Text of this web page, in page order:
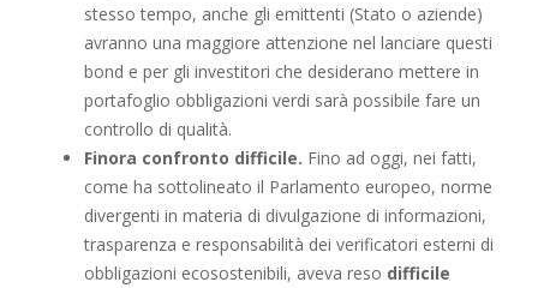
stesso tempo, anche gli emittenti (Stato o aziende)
avranno una maggiore attenzione nel lanciare questi
bond e per gli investitori che desiderano mettere in
portafoglio obbligazioni verdi sarà possibile fare un
controllo di qualità.
Finora confronto difficile. Fino ad oggi, nei fatti,
come ha sottolineato il Parlamento europeo, norme
divergenti in materia di divulgazione di informazioni,
trasparenza e responsabilità dei verificatori esterni di
obbligazioni ecosostenibili, aveva reso difficile